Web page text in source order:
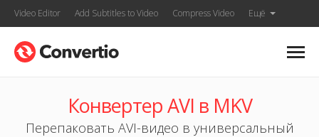
Video Editor Add Subtitles to Video Compress Video Ещё
Конвертер AVI в MKV
Перепаковать AVI-видео в универсальный